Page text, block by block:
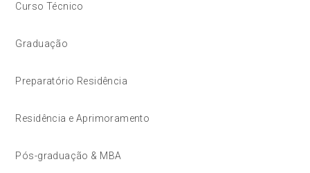
Curso Técnico
Graduação
Preparatório Residência
Residência e Aprimoramento
Pós-graduação & MBA